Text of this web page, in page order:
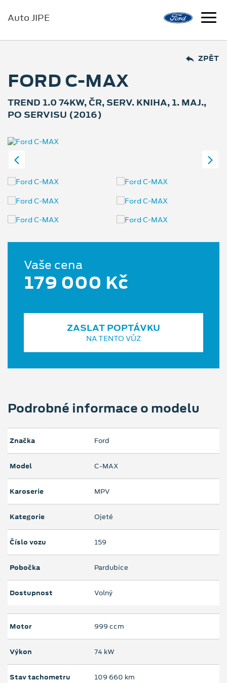
Auto JIPE
ZPĚT
FORD C-MAX
TREND 1.0 74KW, ČR, SERV. KNIHA, 1. MAJ.,
PO SERVISU (2016)
Vaše cena
179 000 Kč
ZASLAT POPTÁVKU
NA TENTO VŮZ
Podrobné informace o modelu
Značka Ford
Model C-MAX
Karoserie MPV
Kategorie Ojeté
Číslo vozu 159
Pobočka Pardubice
Dostupnost Volný
Motor 999 ccm
Výkon 74 kW
Stav tachometru 109 660 km